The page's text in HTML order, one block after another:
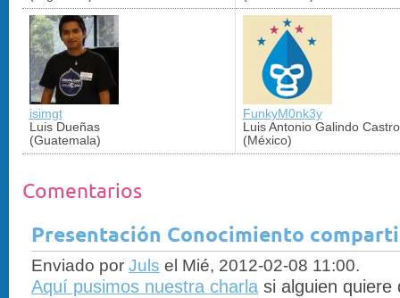
isimgt
Luis Dueñas
(Guatemala)
FunkyM0nk3y
Luis Antonio Galindo Castro
(México)
Comentarios
Presentación Conocimiento
Enviado por Juls el Mié, 2012-02-08 11:00.
Aquí pusimos nuestra charla si alguien quiere